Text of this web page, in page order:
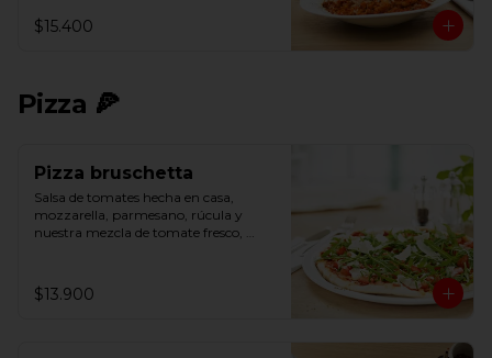
$15.400
Pizza 🍕
Pizza bruschetta
Salsa de tomates hecha en casa,
mozzarella, parmesano, rúcula y
nuestra mezcla de tomate fresco,
$13.900